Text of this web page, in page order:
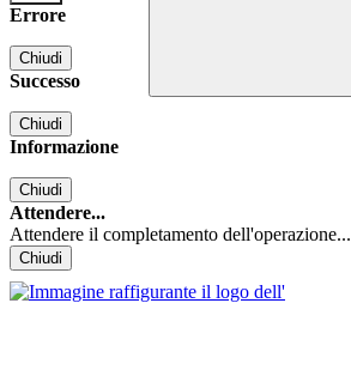
Errore
Chiudi
Successo
Chiudi
Informazione
Chiudi
Attendere...
Attendere il completamento dell'operazione...
Chiudi